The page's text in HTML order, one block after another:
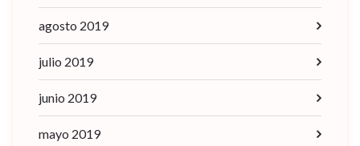
agosto 2019
julio 2019
junio 2019
mayo 2019